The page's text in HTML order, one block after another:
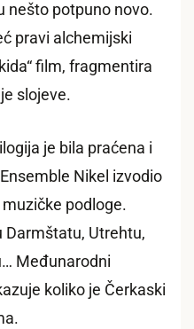
nešto potpuno novo.
pravi alchemijski
film, fragmentira
slojeve.
je bila praćena i
Nikel izvodio
podloge.
Darmštatu, Utrehtu,
Međunarodni
koliko je Čerkaski